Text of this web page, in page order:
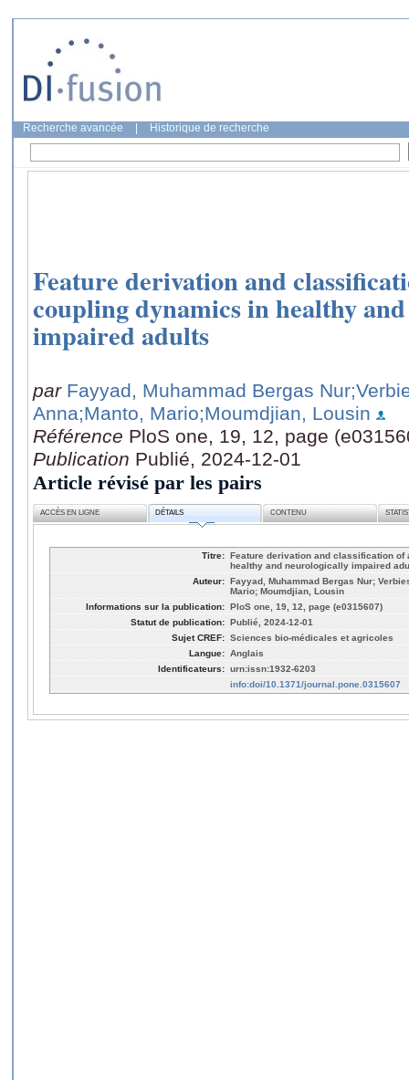
Recherche avancée Historique de recherche
Feature derivation and
coupling dynamics in healthy
impaired adults
par Fayyad, Muhammad Bergas Nur
Anna;Manto, Mario;Moumdjian, Lousin
Référence PloS one, 19, 12, page
Publication Publié, 2024-12-01
Article révisé par les pairs
ACCÈS EN LIGNE DÉTAILS CONTENU
Titre: Feature derivation and classification
healthy and neurologically impaired
Auteur: Fayyad, Muhammad Bergas Nur;
Mario; Moumdjian, Lousin
Informations sur la publication: PloS one, 19, 12, page (e0315607)
Statut de publication: Publié, 2024-12-01
Sujet CREF: Sciences bio-médicales et agricoles
Langue: Anglais
Identificateurs: urn:issn:1932-6203
info:doi/10.1371/journal.pone.0315607